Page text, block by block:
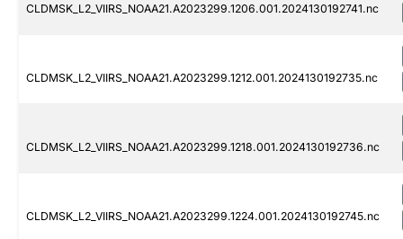
CLDMSK_L2_VIIRS_NOAA21.A2023299.1206.001.2024130192741.nc
CLDMSK_L2_VIIRS_NOAA21.A2023299.1212.001.2024130192735.nc
CLDMSK_L2_VIIRS_NOAA21.A2023299.1218.001.2024130192736.nc
CLDMSK_L2_VIIRS_NOAA21.A2023299.1224.001.2024130192745.nc